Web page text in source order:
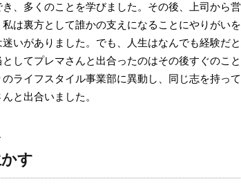
、多くのことを学びました。その後、上司から
は裏方として誰かの支えになることにやりがい
いがありました。でも、人生はなんでも経験だ
してプレマさんと出合ったのはその後すぐのこ
ライフスタイル事業部に異動し、同じ志を持っ
と出合いました。
す